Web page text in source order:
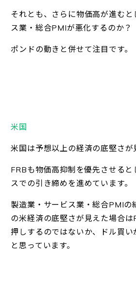
それとも、さらに物価高が進む
ス業・総合PMIが悪化するのか？
ポンドの動きと併せて注目です。
米国
米国は予想以上の経済の底堅さが
FRBも物価高抑制を優先させると
スでの引き締めを進めています。
製造業・サービス業・総合PMIの
の米経済の底堅さが見えた場合
押しするのではないか、ドル買
と思っています。